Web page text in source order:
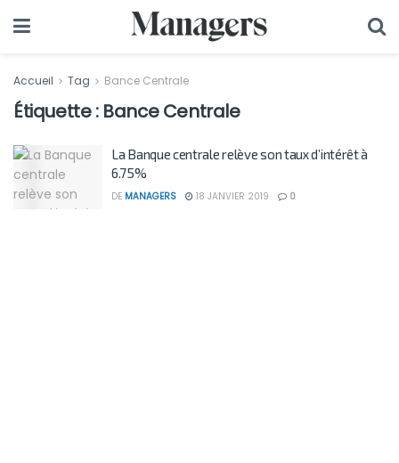
Accueil Tag Bance Centrale
Étiquette : Bance Centrale
La Banque centrale relève son taux d’intérêt à
6.75%
DE MANAGERS 18 JANVIER 2019 0